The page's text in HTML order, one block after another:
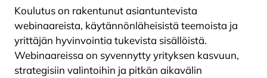
Koulutus on rakentunut asiantuntevista
webinaareista, käytännönläheisistä teemoista ja
yrittäjän hyvinvointia tukevista sisällöistä.
Webinaareissa on syvennytty yrityksen kasvuun,
strategisiin valintoihin ja pitkän aikavälin